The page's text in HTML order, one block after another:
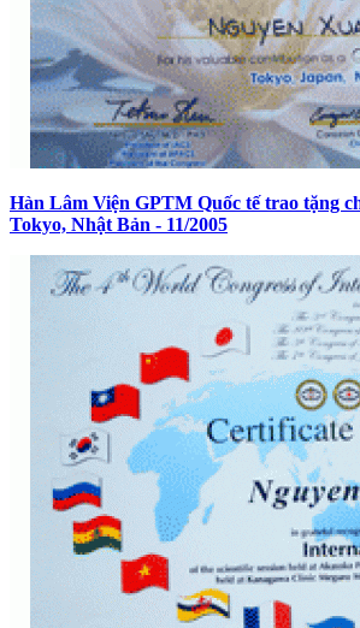
Hàn Lâm Viện GPTM Quốc tế trao tặng
Tokyo, Nhật Bản - 11/2005